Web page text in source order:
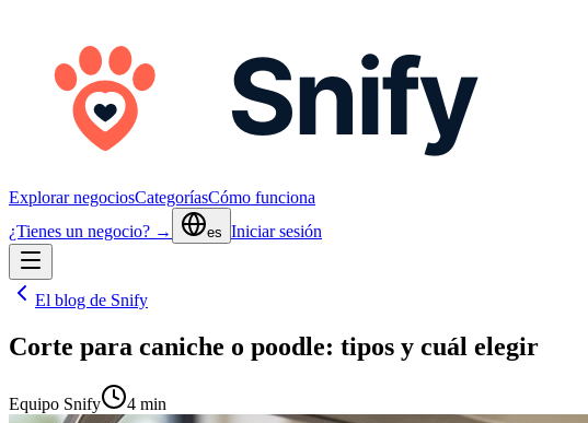
Explorar negociosCategoríasCómo funciona
¿Tienes un negocio? →
es Iniciar sesión
El blog de Snify
Corte para caniche o poodle: tipos y cuál elegir
Equipo Snify 4 min